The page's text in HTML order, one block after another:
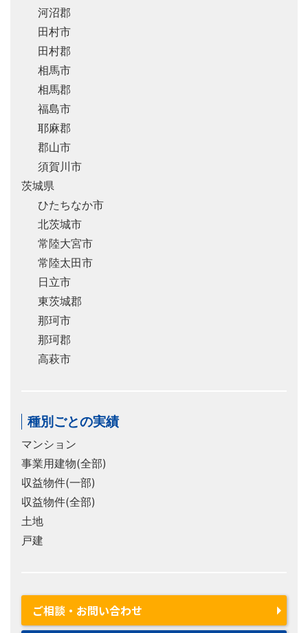
河沼郡
田村市
田村郡
相馬市
相馬郡
福島市
耶麻郡
郡山市
須賀川市
茨城県
ひたちなか市
北茨城市
常陸大宮市
常陸太田市
日立市
東茨城郡
那珂市
那珂郡
高萩市
種別ごとの実績
マンション
事業用建物(全部)
収益物件(一部)
収益物件(全部)
土地
戸建
ご相談・お問い合わせ